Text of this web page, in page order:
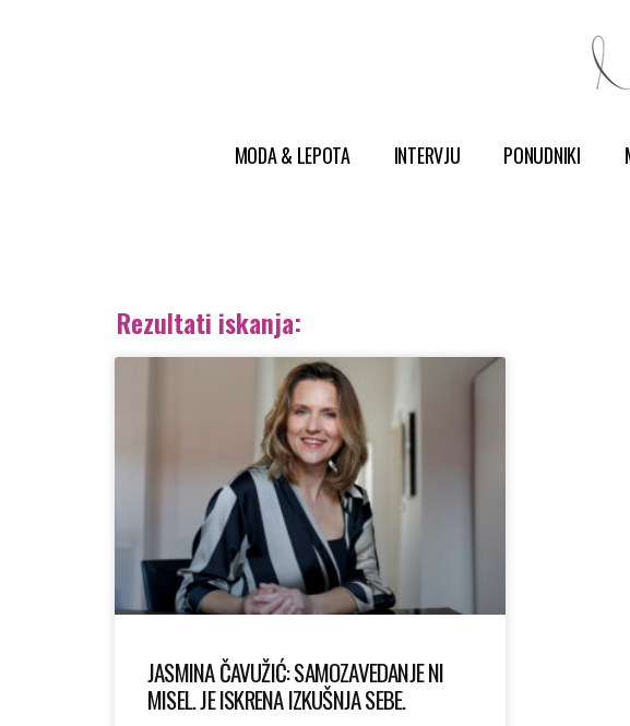
MODA & LEPOTA INTERVJU PONUDNIKI
Rezultati iskanja:
JASMINA ČAVUŽIĆ: SAMOZAVEDANJE NI
MISEL. JE ISKRENA IZKUŠNJA SEBE.